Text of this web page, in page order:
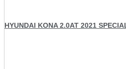
HYUNDAI KONA 2.0AT 2021